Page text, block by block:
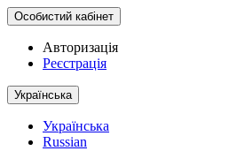
Особистий кабінет
Авторизація
Реєстрація
Українська
Українська
Russian